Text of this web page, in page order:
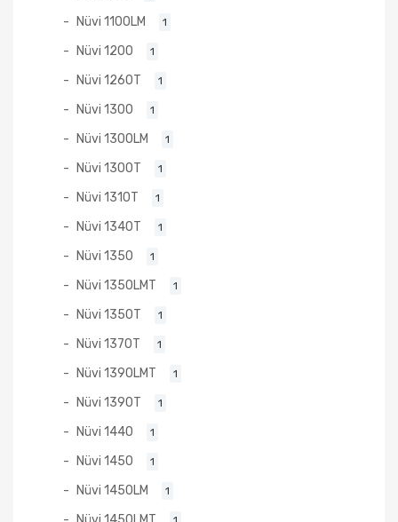
Nüvi 1100LM 1
Nüvi 1200 1
Nüvi 1260T 1
Nüvi 1300 1
Nüvi 1300LM 1
Nüvi 1300T 1
Nüvi 1310T 1
Nüvi 1340T 1
Nüvi 1350 1
Nüvi 1350LMT 1
Nüvi 1350T 1
Nüvi 1370T 1
Nüvi 1390LMT 1
Nüvi 1390T 1
Nüvi 1440 1
Nüvi 1450 1
Nüvi 1450LM 1
Nüvi 1450LMT